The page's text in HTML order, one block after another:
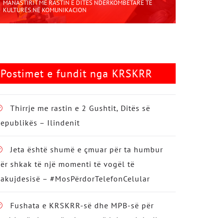
MANASTIRIT ME RASTIN E DITËS NDËRKOMBËTARE TË
KULTURËS NË KOMUNIKACION
Postimet e fundit nga KRSKRR
Thirrje me rastin e 2 Gushtit, Ditës së
– Ilindenit
Jeta është shumë e çmuar për ta humbur
shkak të një momenti të vogël të
– #MosPërdorTelefonCelular
Fushata e KRSKRR-së dhe MPB-së për